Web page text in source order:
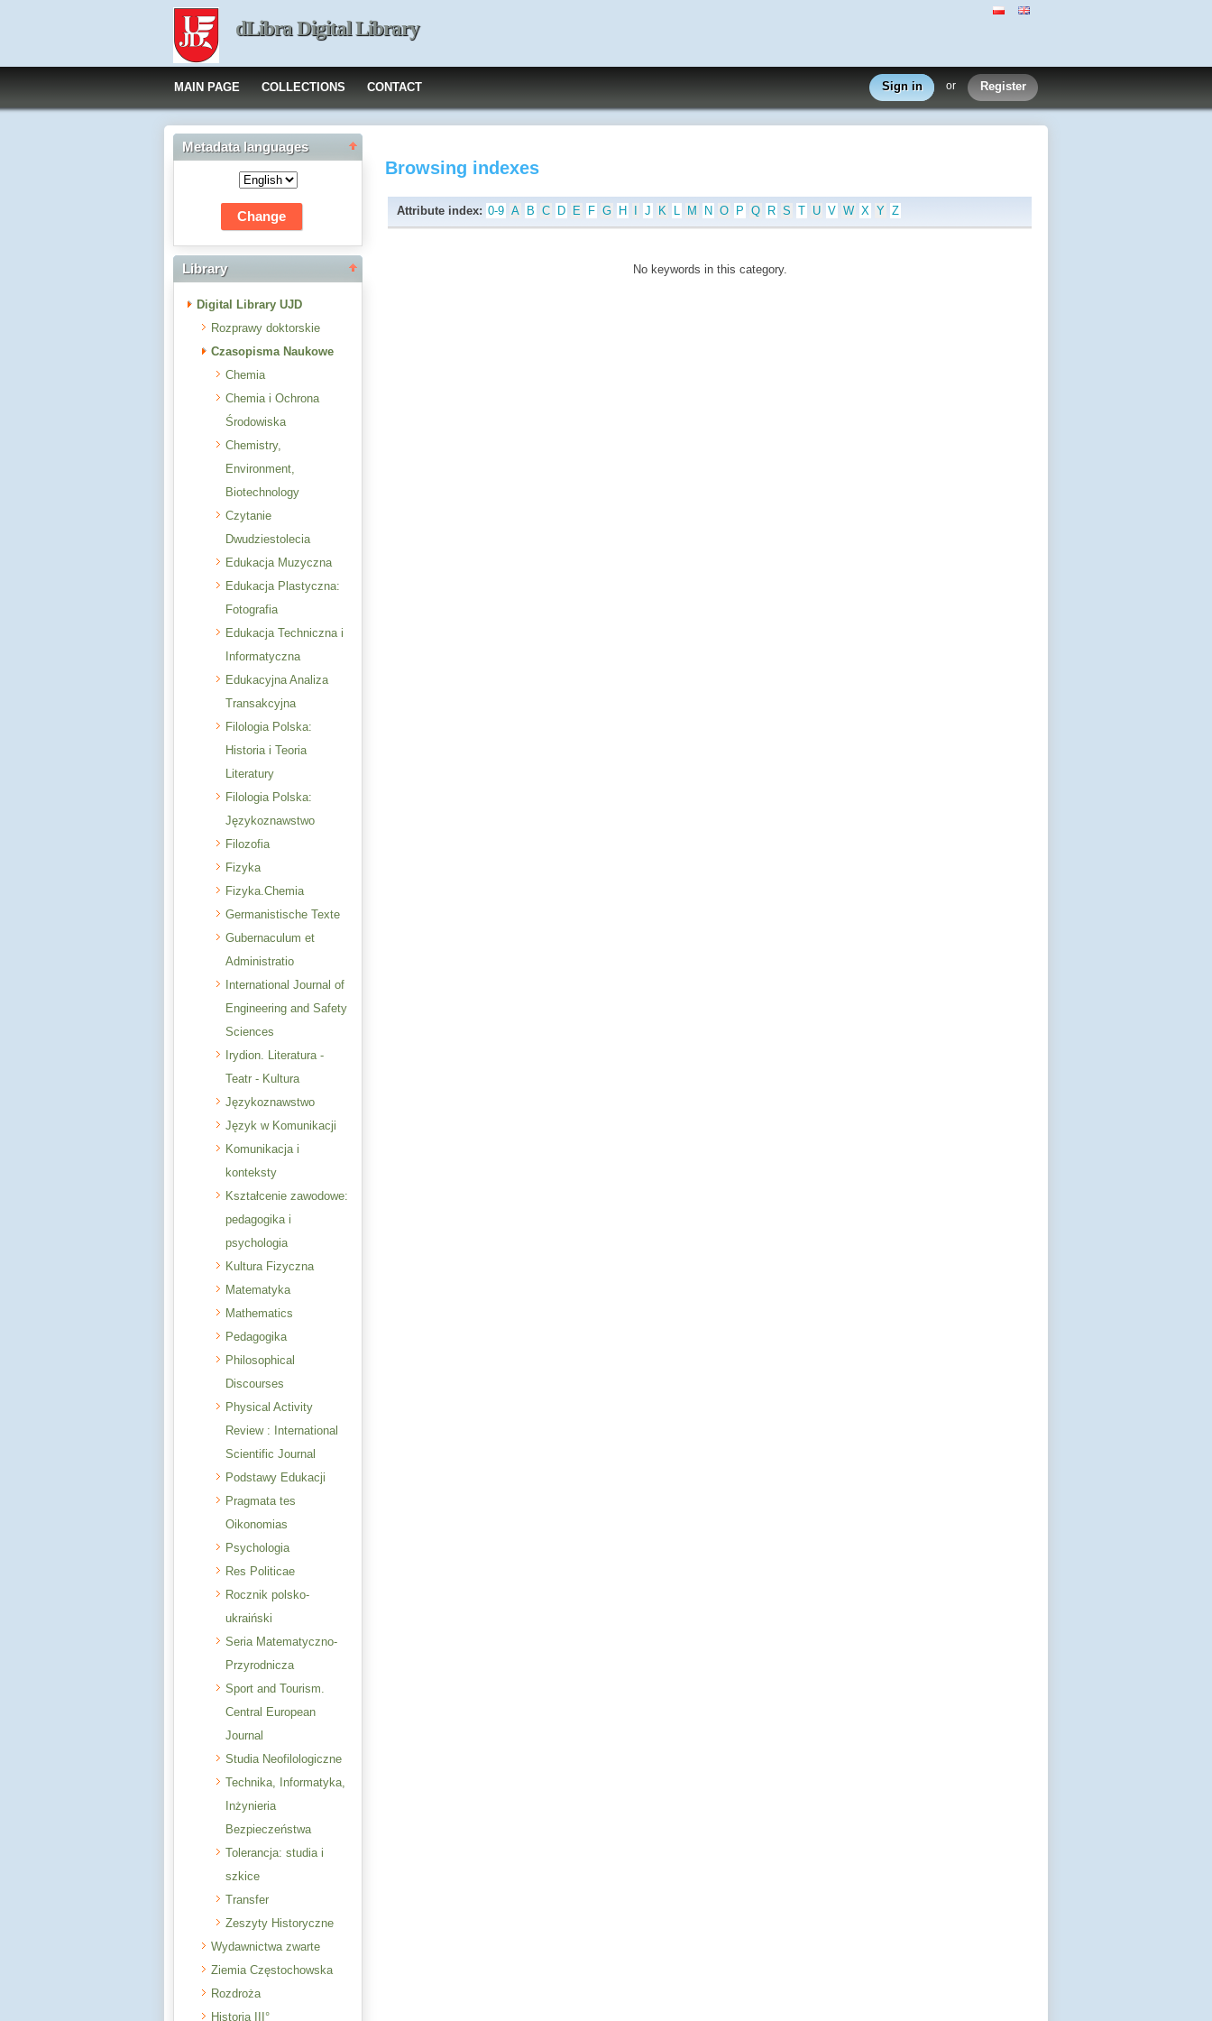
dLibra Digital Library
MAIN PAGE COLLECTIONS CONTACT Sign in or Register
Metadata languages
Library
Digital Library UJD
Rozprawy doktorskie
Czasopisma Naukowe
Chemia
Chemia i Ochrona
Środowiska
Chemistry,
Environment,
Biotechnology
Czytanie
Dwudziestolecia
Edukacja Muzyczna
Edukacja Plastyczna:
Fotografia
Edukacja Techniczna i
Informatyczna
Edukacyjna Analiza
Transakcyjna
Filologia Polska:
Historia i Teoria
Literatury
Filologia Polska:
Językoznawstwo
Filozofia
Fizyka
Fizyka.Chemia
Germanistische Texte
Gubernaculum et
Administratio
International Journal of
Engineering and Safety
Sciences
Irydion. Literatura -
Teatr - Kultura
Językoznawstwo
Język w Komunikacji
Komunikacja i
konteksty
Kształcenie zawodowe:
pedagogika i
psychologia
Kultura Fizyczna
Matematyka
Mathematics
Pedagogika
Philosophical
Discourses
Physical Activity
Review : International
Scientific Journal
Podstawy Edukacji
Pragmata tes
Oikonomias
Psychologia
Res Politicae
Rocznik polsko-
ukraiński
Seria Matematyczno-
Przyrodnicza
Sport and Tourism.
Central European
Journal
Studia Neofilologiczne
Technika, Informatyka,
Inżynieria
Bezpieczeństwa
Tolerancja: studia i
szkice
Transfer
Zeszyty Historyczne
Wydawnictwa zwarte
Ziemia Częstochowska
Rozdroża
Historia III°
Browsing indexes
Attribute index: 0-9 A B C D E F G H J K L M N O P Q R S T U V W X Y Z
No keywords in this category.